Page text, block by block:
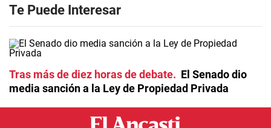
Te Puede Interesar
Tras más de diez horas de debate
El Senado dio
media sanción a la Ley de Propiedad Privada